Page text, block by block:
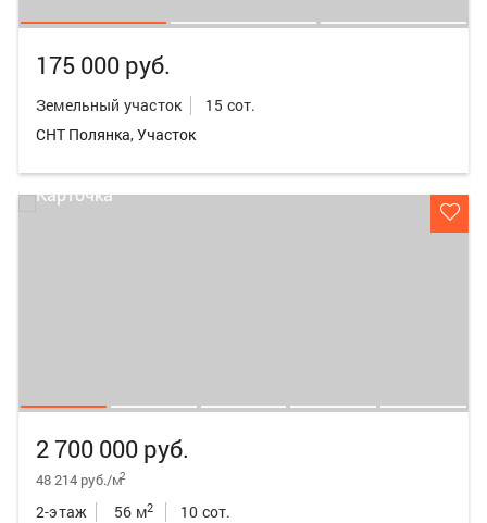
175 000 руб.
Земельный участок
15 сот.
СНТ Полянка, Участок
2 700 000 руб.
48 214 руб./м2
2-этаж 56 м2
10 сот.